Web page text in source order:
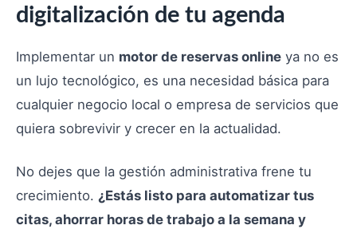
digitalización de tu agenda
Implementar un motor de reservas online ya no es
un lujo tecnológico, es una necesidad básica para
cualquier negocio local o empresa de servicios que
quiera sobrevivir y crecer en la actualidad.
No dejes que la gestión administrativa frene tu
crecimiento. ¿Estás listo para automatizar tus
citas, ahorrar horas de trabajo a la semana y